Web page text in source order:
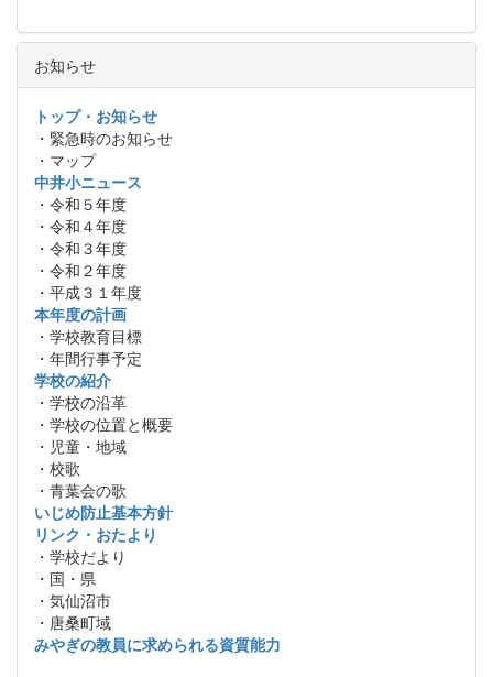
お知らせ
トップ・お知らせ
・緊急時のお知らせ
・マップ
中井小ニュース
・令和５年度
・令和４年度
・令和３年度
・令和２年度
・平成３１年度
本年度の計画
・学校教育目標
・年間行事予定
学校の紹介
・学校の沿革
・学校の位置と概要
・児童・地域
・校歌
・青葉会の歌
いじめ防止基本方針
リンク・おたより
・学校だより
・国・県
・気仙沼市
・唐桑町域
みやぎの教員に求められる資質能力